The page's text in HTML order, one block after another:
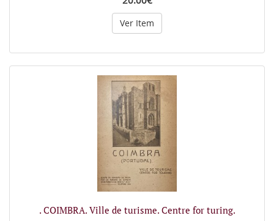
Ver Item
. COIMBRA. Ville de turisme. Centre for turing.